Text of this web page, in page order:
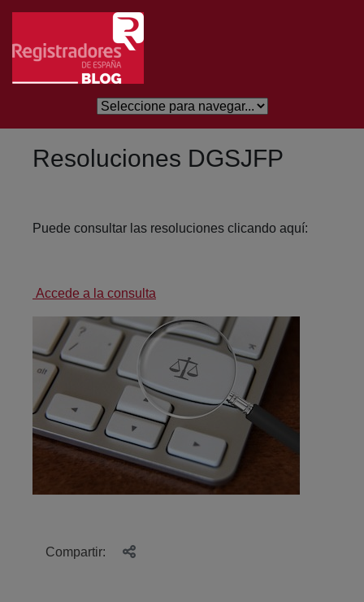
Saltar al contenido principal
Resoluciones DGSJFP
Puede consultar las resoluciones clicando aquí:
Accede a la consulta
Compartir: